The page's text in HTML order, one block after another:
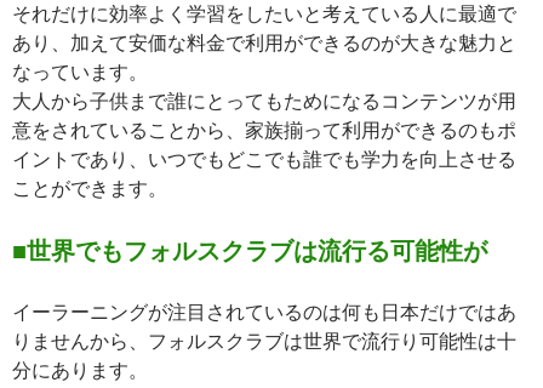
それだけに効率よく学習をしたいと考えている人に最適で
あり、加えて安価な料金で利用ができるのが大きな魅力と
なっています。
大人から子供まで誰にとってもためになるコンテンツが用
意をされていることから、家族揃って利用ができるのもポ
イントであり、いつでもどこでも誰でも学力を向上させる
ことができます。
■世界でもフォルスクラブは流行る可能性が
イーラーニングが注目されているのは何も日本だけではあ
りませんから、フォルスクラブは世界で流行り可能性は十
分にあります。